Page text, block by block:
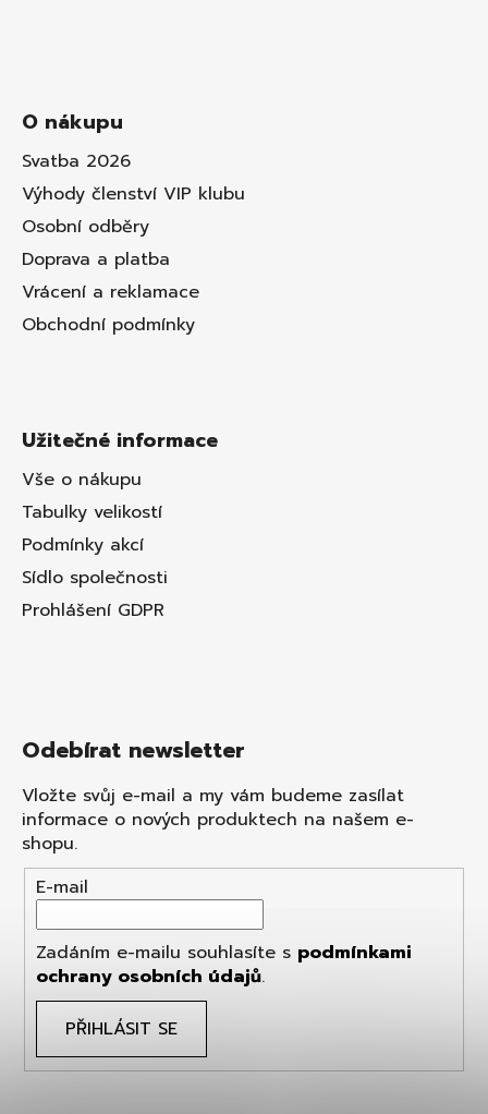
O nákupu
Svatba 2026
Výhody členství VIP klubu
Osobní odběry
Doprava a platba
Vrácení a reklamace
Obchodní podmínky
Užitečné informace
Vše o nákupu
Tabulky velikostí
Podmínky akcí
Sídlo společnosti
Prohlášení GDPR
Odebírat newsletter
Vložte svůj e-mail a my vám budeme zasílat
informace o nových produktech na našem e-
shopu.
E-mail
Zadáním e-mailu souhlasíte s podmínkami
ochrany osobních údajů.
PŘIHLÁSIT SE